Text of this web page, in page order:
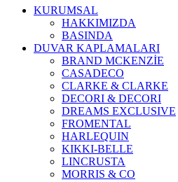
KURUMSAL
HAKKIMIZDA
BASINDA
DUVAR KAPLAMALARI
BRAND MCKENZİE
CASADECO
CLARKE & CLARKE
DECORI & DECORI
DREAMS EXCLUSIVE
FROMENTAL
HARLEQUIN
KIKKI-BELLE
LINCRUSTA
MORRIS & CO